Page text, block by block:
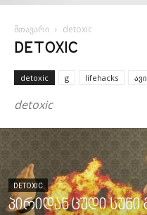
მთავარი detoxic
DETOXIC
detoxic g lifehacks
detoxic
DETOXIC
პირიდან ცუდი